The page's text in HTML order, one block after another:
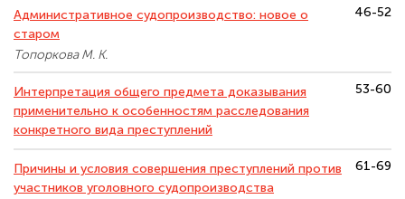
Административное судопроизводство: новое о
старом
Топоркова М. К.
46-52
Интерпретация общего предмета доказывания
применительно к особенностям расследования
конкретного вида преступлений
53-60
Причины и условия совершения преступлений против
участников уголовного судопроизводства
61-69